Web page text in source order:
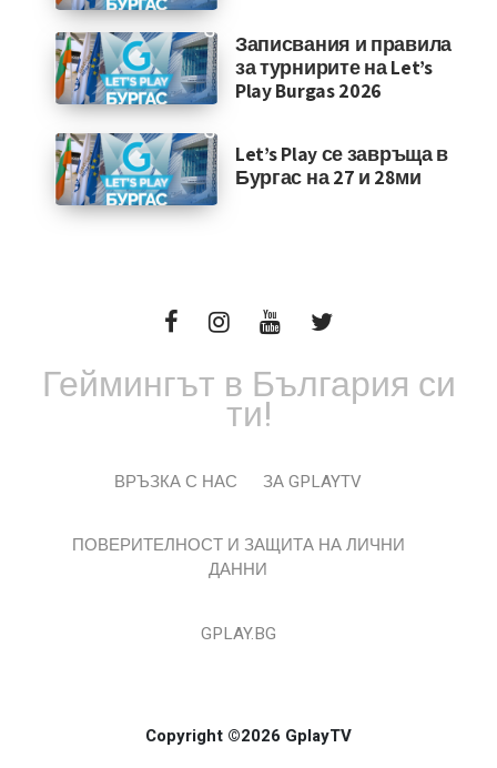
Записвания и правила
за турнирите на Let’s
Play Burgas 2026
Let’s Play се завръща в
Бургас на 27 и 28ми
Геймингът в България си
ти!
ВРЪЗКА С НАС ЗА GPLAYTV
ПОВЕРИТЕЛНОСТ И ЗАЩИТА НА ЛИЧНИ
ДАННИ
GPLAY.BG
Copyright ©2026 GplayTV